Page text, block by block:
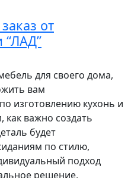
от
для своего дома,
вам
изготовлению кухонь и
важно создать
будет
по стилю,
подход
решение,